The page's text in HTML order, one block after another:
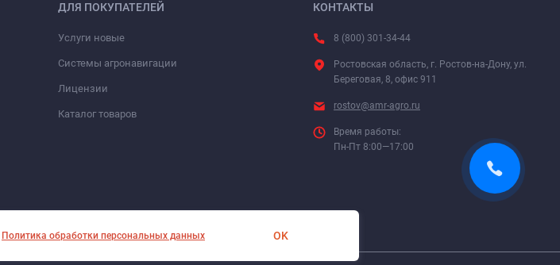
ДЛЯ ПОКУПАТЕЛЕЙ
Услуги новые
Системы агронавигации
Лицензии
Каталог товаров
КОНТАКТЫ
8 (800) 301-34-44
Ростовская область, г. Ростов-на-Дону, ул.
Береговая, 8, офис 911
rostov@amr-agro.ru
Время работы:
Пн-Пт 8:00—17:00
Политика обработки персональных данных OK